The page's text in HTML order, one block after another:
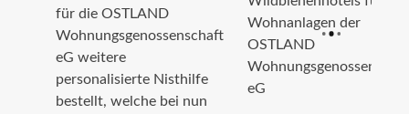
für die OSTLAND
Wohnungsgenossenschaft
eG weitere
personalisierte Nisthilfe
bestellt, welche bei nun